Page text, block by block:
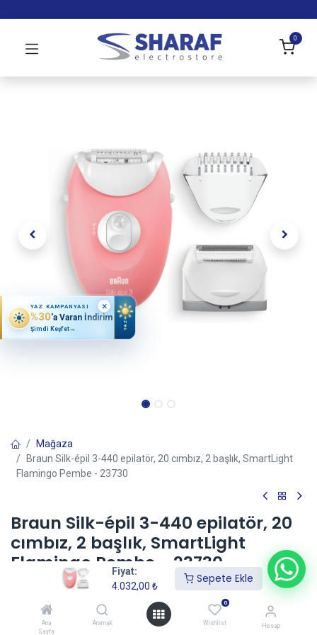
Fiyat:
4.032,00 ₺
Sepete Ekle
Ana
Sayfa
Aramak
0
Wishlist Hesap
0
Mağaza
Braun Silk-épil 3-440 epilatör, 20 cımbız, 2 başlık, SmartLight
Flamingo Pembe - 23730
Braun Silk-épil 3-440 epilatör, 20
cımbız, 2 başlık, SmartLight
Flamingo Pembe - 23730
(0 incele)
4.032,00
YAZ KAMPANYASI
%30'a Varan İndirim
Şimdi Keşfet→ YAZ
×